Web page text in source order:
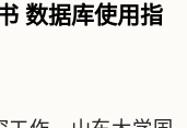
数据库使用指